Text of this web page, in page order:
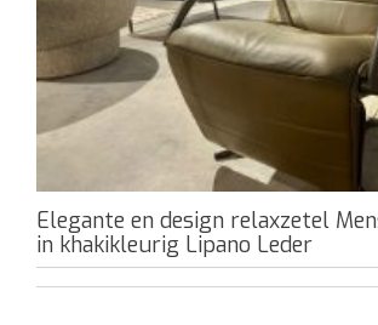
Elegante en design relaxzetel
in khakikleurig Lipano Leder